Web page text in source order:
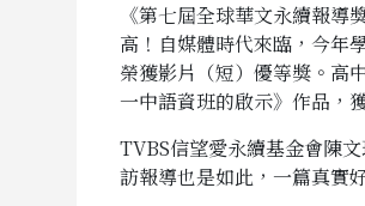
《第七屆全球華文永續報
高！自媒體時代來臨，今年
榮獲影片（短）優等獎。高
一中語資班的啟示》作品，
TVBS信望愛永續基金會陳
訪報導也是如此，一篇真實